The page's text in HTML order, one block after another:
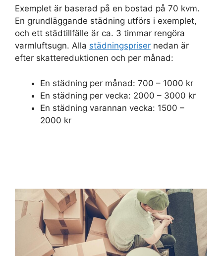
Exemplet är baserad på en bostad på 70 kvm.
En grundläggande städning utförs i exemplet,
och ett städtillfälle är ca. 3 timmar rengöra
varmluftsugn. Alla städningspriser nedan är
efter skattereduktionen och per månad:
En städning per månad: 700 – 1000 kr
En städning per vecka: 2000 – 3000 kr
En städning varannan vecka: 1500 –
2000 kr